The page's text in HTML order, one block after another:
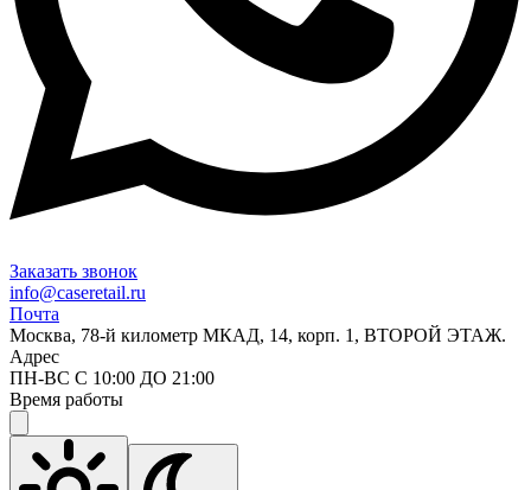
Заказать звонок
info@caseretail.ru
Почта
Москва, 78-й километр МКАД, 14, корп. 1, ВТОРОЙ ЭТАЖ.
Адрес
ПН-ВС С 10:00 ДО 21:00
Время работы